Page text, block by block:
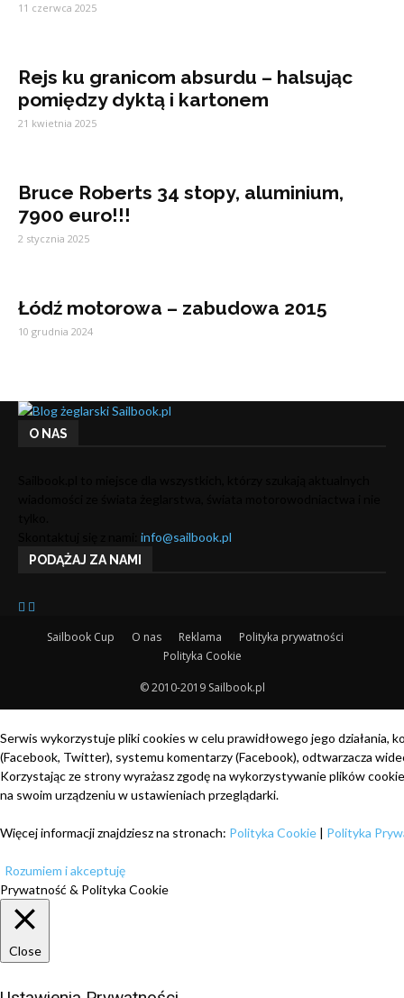
11 czerwca 2025
Rejs ku granicom absurdu – halsując
pomiędzy dyktą i kartonem
21 kwietnia 2025
Bruce Roberts 34 stopy, aluminium,
7900 euro!!!
2 stycznia 2025
Łódź motorowa – zabudowa 2015
10 grudnia 2024
O NAS
info@sailbook.pl
PODĄŻAJ ZA NAMI
Sailbook Cup O nas Reklama
Polityka prywatności
Polityka Cookie
© 2010-2019 Sailbook.pl
Serwis wykorzystuje pliki cookies w celu prawidłowego jego działania,
(Facebook, Twitter), systemu komentarzy (Facebook), odtwarzacza
Korzystając ze strony wyrażasz zgodę na wykorzystywanie plików
na swoim urządzeniu w ustawieniach przeglądarki.
Więcej informacji znajdziesz na stronach: Polityka Cookie | Polityka
Rozumiem i akceptuję
Prywatność & Polityka Cookie
Close